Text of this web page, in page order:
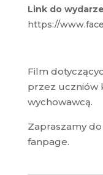
Link do
https://
Film
przez uczniów
wychowawcą.
Zapraszamy
fanpage.